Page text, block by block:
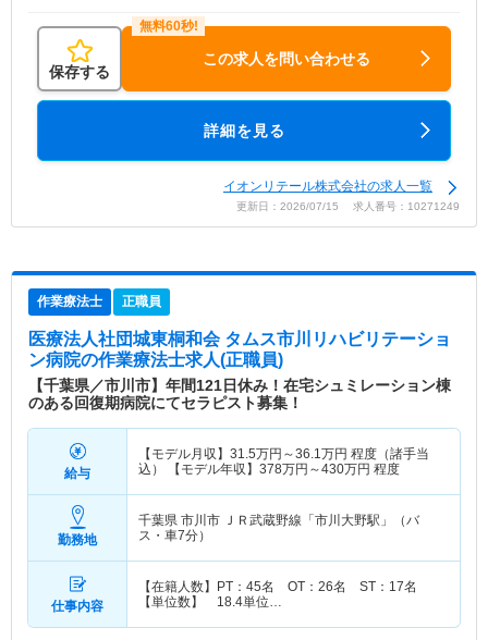
保存する
この求人を問い合わせる
詳細を見る
イオンリテール株式会社の求人一覧
更新日：2026/07/15 求人番号：10271249
作業療法士 正職員
医療法人社団城東桐和会 タムス市川リハビリテーショ
ン病院の作業療法士求人(正職員)
【千葉県／市川市】年間121日休み！在宅シュミレーション棟
のある回復期病院にてセラピスト募集！
給与
【モデル月収】 31.5万円～36.1万円 程度（諸手当
込） 【モデル年収】 378万円～430万円 程度
勤務地
千葉県 市川市 ＪＲ武蔵野線「市川大野駅」（バ
ス・車7分）
仕事内容
【在籍人数】PT：45名 OT：26名 ST：17名
【単位数】 18.4単位…